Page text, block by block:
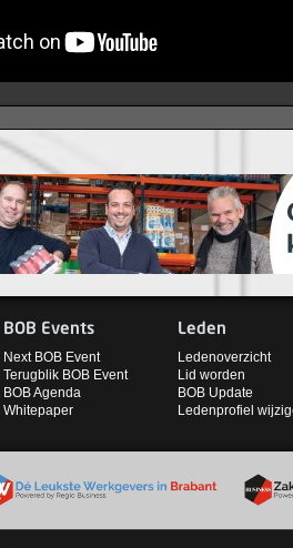
BOB Events
Next BOB Event
Terugblik BOB Event
BOB Agenda
Whitepaper
Leden
Ledenoverzicht
Lid worden
BOB Update
Ledenprofiel